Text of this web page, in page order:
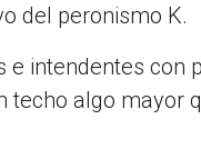
del peronismo K.
e intendentes con
techo algo mayor